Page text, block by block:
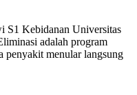
S1 Kebidanan Universitas
adalah program
penyakit menular langsung